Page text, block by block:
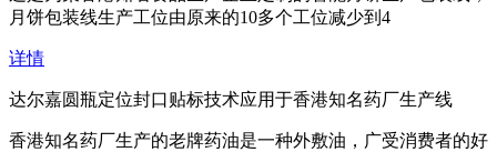
月饼包装线生产工位由原来的10多个工位减少到4
详情
达尔嘉圆瓶定位封口贴标技术应用于香港知名药厂生产线
香港知名药厂生产的老牌药油是一种外敷油，广受消费者的好